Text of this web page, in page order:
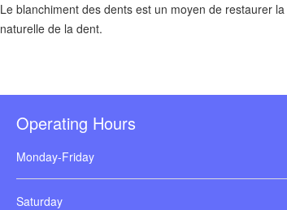
Le blanchiment des dents est un moyen de restaurer
naturelle de la dent.
Operating Hours
Monday-Friday
Saturday